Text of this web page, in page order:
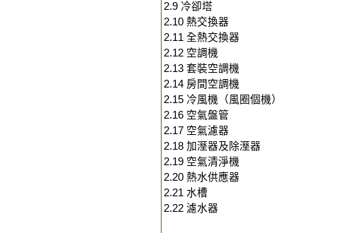
2.9 冷卻塔
2.10 熱交換器
2.11 全熱交換器
2.12 空調機
2.13 套裝空調機
2.14 房間空調機
2.15 冷風機（風圈個機）
2.16 空氣盤管
2.17 空氣濾器
2.18 加溼器及除溼器
2.19 空氣清淨機
2.20 熱水供應器
2.21 水槽
2.22 濾水器